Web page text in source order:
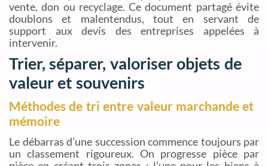
vente, don ou recyclage. Ce document partagé évite
doublons et malentendus, tout en servant de
support aux devis des entreprises appelées à
intervenir.
Trier, séparer, valoriser objets de
valeur et souvenirs
Méthodes de tri entre valeur marchande et
mémoire
Le débarras d’une succession commence toujours par
un classement rigoureux. On progresse pièce par